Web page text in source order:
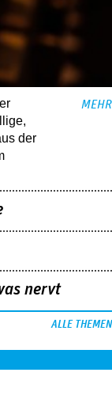
der
MEHR
nervt
ALLE THEMEN